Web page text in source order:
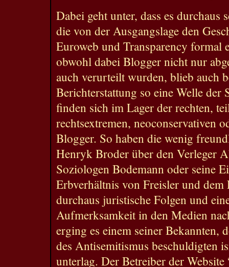
Dabei geht unter, dass es durchaus
die von der Ausgangslage den
Euroweb und Transparency formal
obwohl dabei Blogger nicht nur
auch verurteilt wurden, blieb auch
Berichterstattung so eine Welle der
finden sich im Lager der rechten,
rechtsextremen, neoconservativen
Blogger. So haben die wenig
Henryk Broder über den Verleger
Soziologen Bodemann oder seine
Erbverhältnis von Freisler und
durchaus juristische Folgen und
Aufmerksamkeit in den Medien
erging es einem seiner Bekannten,
des Antisemitismus beschuldigten
unterlag. Der Betreiber der Website